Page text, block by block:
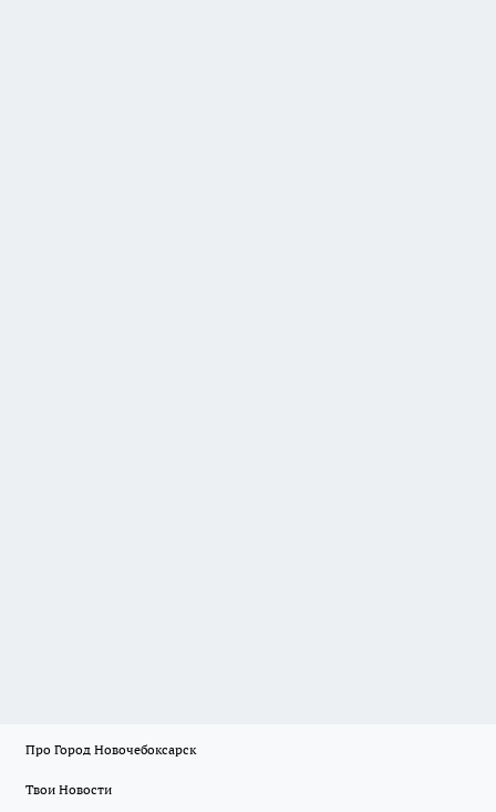
Про Город Новочебоксарск
Твои Новости